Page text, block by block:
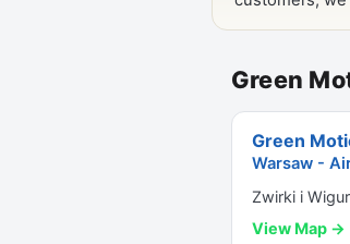
Green
Green
Warsaw -
Zwirki i
View Map →